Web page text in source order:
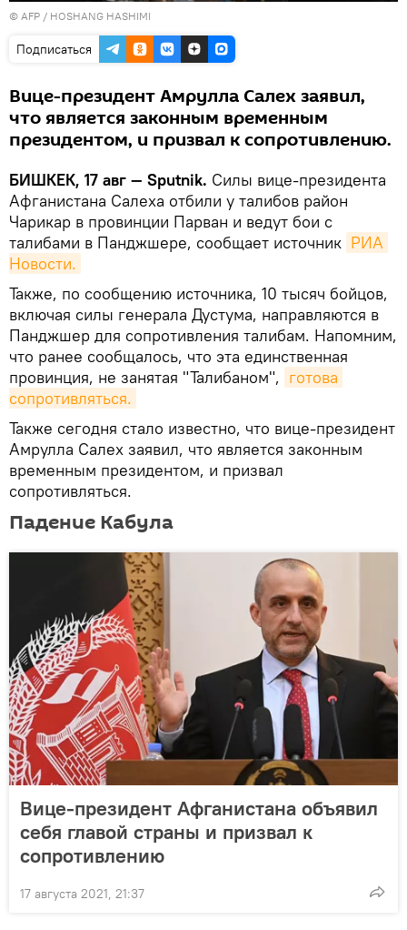
© AFP / HOSHANG HASHIMI
Подписаться
Вице-президент Амрулла Салех заявил,
что является законным временным
президентом, и призвал к сопротивлению.
БИШКЕК, 17 авг — Sputnik. Силы вице-президента
Афганистана Салеха отбили у талибов район
Чарикар в провинции Парван и ведут бои с
талибами в Панджшере, сообщает источник РИА
Новости.
Также, по сообщению источника, 10 тысяч бойцов,
включая силы генерала Дустума, направляются в
Панджшер для сопротивления талибам. Напомним,
что ранее сообщалось, что эта единственная
провинция, не занятая "Талибаном", готова
сопротивляться.
Также сегодня стало известно, что вице-президент
Амрулла Салех заявил, что является законным
временным президентом, и призвал
сопротивляться.
Падение Кабула
Вице-президент Афганистана объявил
себя главой страны и призвал к
сопротивлению
17 августа 2021, 21:37